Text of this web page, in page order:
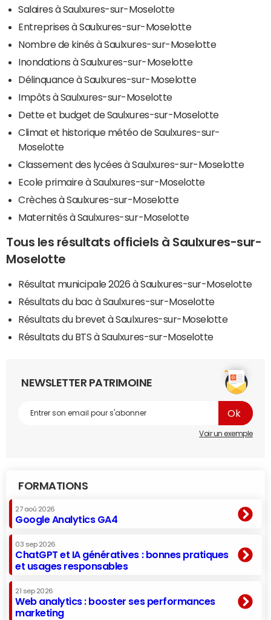
Salaires à Saulxures-sur-Moselotte
Entreprises à Saulxures-sur-Moselotte
Nombre de kinés à Saulxures-sur-Moselotte
Inondations à Saulxures-sur-Moselotte
Délinquance à Saulxures-sur-Moselotte
Impôts à Saulxures-sur-Moselotte
Dette et budget de Saulxures-sur-Moselotte
Climat et historique météo de Saulxures-sur-
Moselotte
Classement des lycées à Saulxures-sur-Moselotte
Ecole primaire à Saulxures-sur-Moselotte
Crèches à Saulxures-sur-Moselotte
Maternités à Saulxures-sur-Moselotte
Tous les résultats officiels à Saulxures-sur-
Moselotte
Résultat municipale 2026 à Saulxures-sur-Moselotte
Résultats du bac à Saulxures-sur-Moselotte
Résultats du brevet à Saulxures-sur-Moselotte
Résultats du BTS à Saulxures-sur-Moselotte
NEWSLETTER PATRIMOINE
Voir un exemple
FORMATIONS
27 aoû 2026
Google Analytics GA4
03 sep 2026
ChatGPT et IA génératives : bonnes pratiques
et usages responsables
21 sep 2026
Web analytics : booster ses performances
marketing